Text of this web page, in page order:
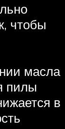
чтобы
масла
пилы
в